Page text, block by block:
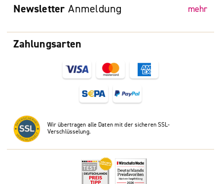
Zahlungsarten
Wir übertragen alle Daten mit der sicheren SSL-
Verschlüsselung.
Newsletter Anmeldung mehr